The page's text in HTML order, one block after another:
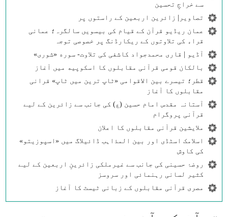
سے خراجِ تحسین
تصاویر| زائرین اربعین کے راستوں پر
عمان ریڈیو قرآن کے قیام کی بیسویں سالگرہ؛ عمانی
قراء کی تلاوتوں کے ریکارڈنگ پر خصوصی توجہ
آڈیو | قاری محمدجواد کاشفی کی تلاوت- سوره‌‌ «شوری»
بالکان قومی قرآنی مقابلوں کا اسکوپیه میں آغاز
قطر؛ تیسرے بین الاقوامی «ٹاپ ترین میں ٹاپ» قرانی
مقابلوں کا آغاز
آستانہ مقدس امام حسین (ع) کی جانب سے زائرین کے لیے
قرآنی پروگرام
ملایشین قرآنی مقابلوں کا اعلان
اسلامک اسٹڈی اور بین المذاہب ڈائیلاگ میں «اسپوزیتو»
کی کاوش
روضۂ حسینی کی جانب سے غیرملکی زائرینِ اربعین کے لیے
کثیر لسانی رہنمائی اور سروسز
مصری قرآنی مقابلوں کے زبانی ٹیسٹ کا آغاز